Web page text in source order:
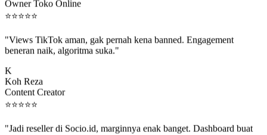
⭐⭐⭐⭐⭐
beneran naik, algoritma suka."
Koh Reza
Content Creator
⭐⭐⭐⭐⭐
kirim order ke client gampang."